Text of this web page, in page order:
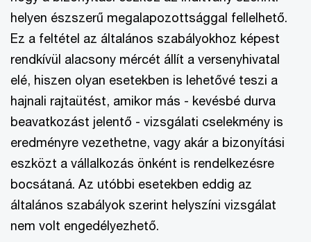
helyen észszerű megalapozottsággal fellelhető.
Ez a feltétel az általános szabályokhoz képest
rendkívül alacsony mércét állít a versenyhivatal
elé, hiszen olyan esetekben is lehetővé teszi a
hajnali rajtaütést, amikor más - kevésbé durva
beavatkozást jelentő - vizsgálati cselekmény is
eredményre vezethetne, vagy akár a bizonyítási
eszközt a vállalkozás önként is rendelkezésre
bocsátaná. Az utóbbi esetekben eddig az
általános szabályok szerint helyszíni vizsgálat
nem volt engedélyezhető.